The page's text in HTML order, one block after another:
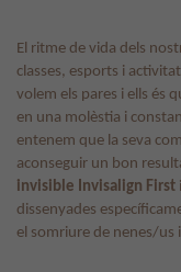
El ritme de vida dels
classes, esports i
volem els pares i ells és
en una molèstia i
entenem que la seva
aconseguir un bon
invisible Invisalign First i
dissenyades
el somriure de nenes/us